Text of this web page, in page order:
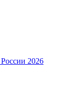
2026